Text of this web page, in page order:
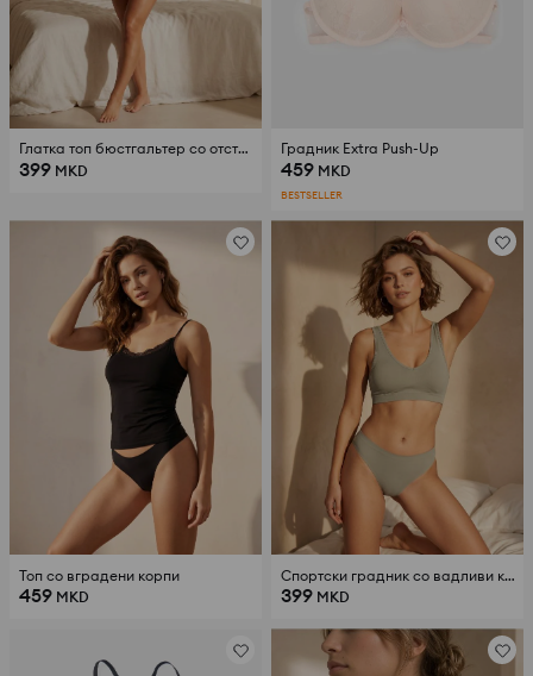
Глатка топ бюстгальтер со отстранливи влошки
399 MKD
Градник Extra Push-Up
459 MKD
BESTSELLER
Топ со вградени корпи
459 MKD
Спортски градник со вадливи корпи
399 MKD